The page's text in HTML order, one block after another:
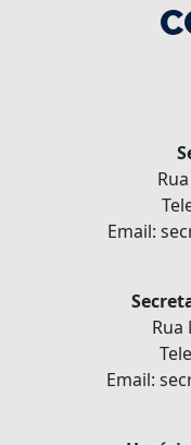
Email:
Rua
Email: